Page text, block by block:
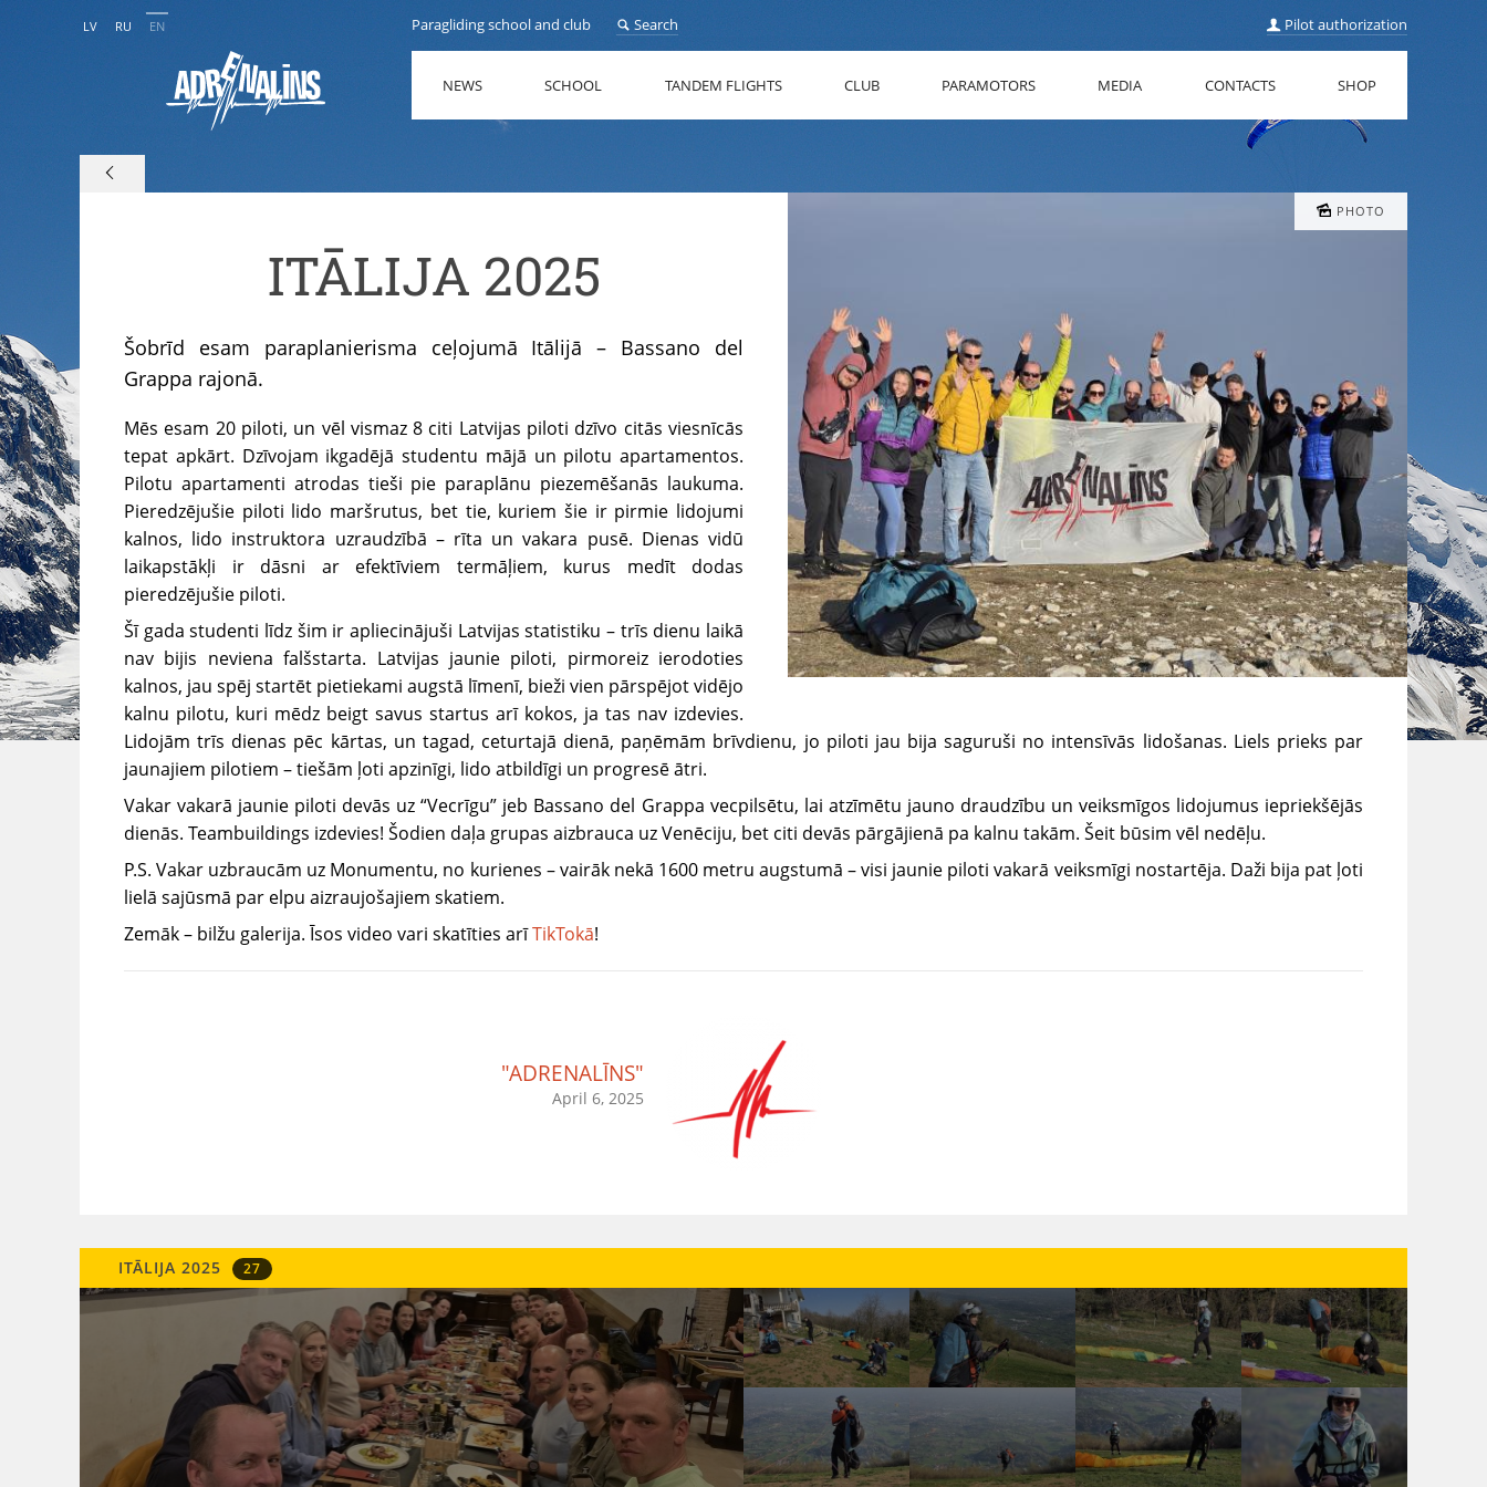
LV RU EN Paragliding school and club Search Pilot authorization
NEWS SCHOOL TANDEM FLIGHTS CLUB PARAMOTORS MEDIA CONTACTS SHOP
PHOTO
ITĀLIJA 2025
Šobrīd esam paraplanierisma ceļojumā Itālijā – Bassano del
Grappa rajonā.
Mēs esam 20 piloti, un vēl vismaz 8 citi Latvijas piloti dzīvo citās viesnīcās
tepat apkārt. Dzīvojam ikgadējā studentu mājā un pilotu apartamentos.
Pilotu apartamenti atrodas tieši pie paraplānu piezemēšanās laukuma.
Pieredzējušie piloti lido maršrutus, bet tie, kuriem šie ir pirmie lidojumi
kalnos, lido instruktora uzraudzībā – rīta un vakara pusē. Dienas vidū
laikapstākļi ir dāsni ar efektīviem termāļiem, kurus medīt dodas
pieredzējušie piloti.
Šī gada studenti līdz šim ir apliecinājuši Latvijas statistiku – trīs dienu laikā
nav bijis neviena falšstarta. Latvijas jaunie piloti, pirmoreiz ierodoties
kalnos, jau spēj startēt pietiekami augstā līmenī, bieži vien pārspējot vidējo
kalnu pilotu, kuri mēdz beigt savus startus arī kokos, ja tas nav izdevies.
Lidojām trīs dienas pēc kārtas, un tagad, ceturtajā dienā, paņēmām brīvdienu, jo piloti jau bija saguruši no intensīvās lidošanas. Liels prieks par
jaunajiem pilotiem – tiešām ļoti apzinīgi, lido atbildīgi un progresē ātri.
Vakar vakarā jaunie piloti devās uz “Vecrīgu” jeb Bassano del Grappa vecpilsētu, lai atzīmētu jauno draudzību un veiksmīgos lidojumus iepriekšējās
dienās. Teambuildings izdevies! Šodien daļa grupas aizbrauca uz Venēciju, bet citi devās pārgājienā pa kalnu takām. Šeit būsim vēl nedēļu.
P.S. Vakar uzbraucām uz Monumentu, no kurienes – vairāk nekā 1600 metru augstumā – visi jaunie piloti vakarā veiksmīgi nostartēja. Daži bija pat ļoti
lielā sajūsmā par elpu aizraujošajiem skatiem.
Zemāk – bilžu galerija. Īsos video vari skatīties arīTikTokā!
"ADRENALĪNS"
April 6, 2025
ITĀLIJA 2025 27